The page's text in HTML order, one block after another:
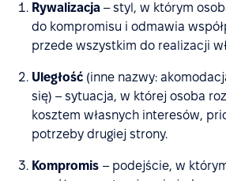
Rywalizacja – styl, w którym
do kompromisu i odmawia
przede wszystkim do realizacji
Uległość (inne nazwy:
się) – sytuacja, w której osoba
kosztem własnych interesów,
potrzeby drugiej strony.
Kompromis – podejście, w